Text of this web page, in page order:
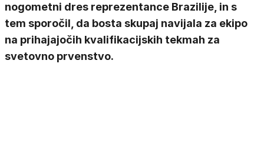
nogometni dres reprezentance Brazilije, in s
tem sporočil, da bosta skupaj navijala za ekipo
na prihajajočih kvalifikacijskih tekmah za
svetovno prvenstvo.